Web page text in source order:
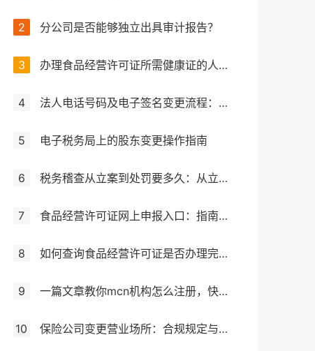
2 分公司是否能够独立出具审计报告？
3 办理食品经营许可证所需健康证的人数要求解析
4 法人电话号码及电子签名变更流程：详细步骤和注意事项解析
5 电子税务局上的股东变更操作指南
6 税务稽查从立案到处罚要多久：从立案到处罚的全过程
7 食品经营许可证网上申报入口：指南与流程
8 如何查询食品经营许可证是否办理完成？
9 一篇文章教你mcn机构怎么注册，快来get！
10 保险公司变更营业场所：合规规定与操作指南！